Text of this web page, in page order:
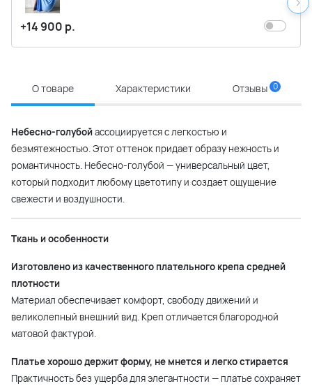
+14 900 р.
О товаре Характеристики Отзывы 0
Небесно-голубойассоциируется с легкостью и
безмятежностью. Этот оттенок придает образу нежность и
романтичность. Небесно-голубой — универсальный цвет,
который подходит любому цветотипу и создает ощущение
свежести и воздушности.
Ткань и особенности
Изготовлено из качественного плательного крепа средней
плотности
Материал обеспечивает комфорт, свободу движений и
великолепный внешний вид. Креп отличается благородной
матовой фактурой.
Платье хорошо держит форму, не мнется и легко стирается
Практичность без ущерба для элегантности — платье сохраняет